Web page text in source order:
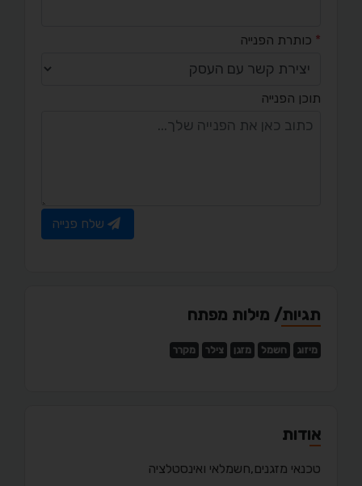
* כותרת הפנייה
תוכן הפנייה
שלח פנייה
תגיות/ מילות מפתח
מיזוג חשמל מזגן צילר מקרר
אודות
טכנאי מזגנים,חשמלאי ואינסטלציה